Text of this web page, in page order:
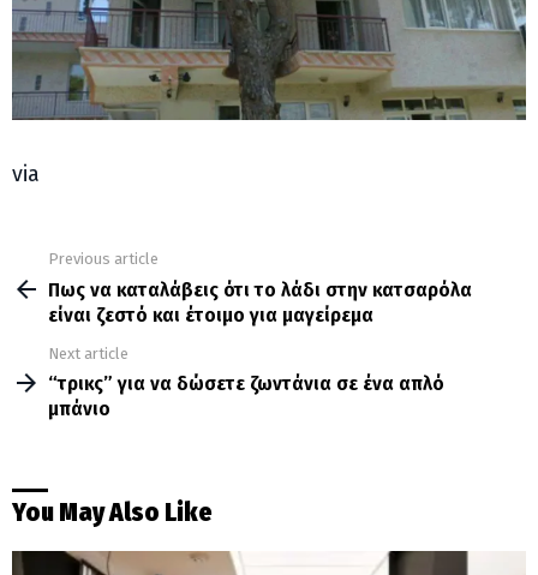
via
more
Previous article
Πως να καταλάβεις ότι το λάδι στην κατσαρόλα
είναι ζεστό και έτοιμο για μαγείρεμα
Next article
“τρικς” για να δώσετε ζωντάνια σε ένα απλό
μπάνιο
You May Also Like